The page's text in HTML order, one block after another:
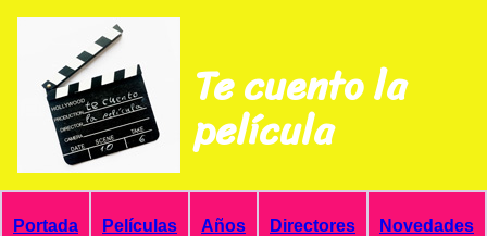
Te cuento la
película
Portada Películas Años Directores Novedades